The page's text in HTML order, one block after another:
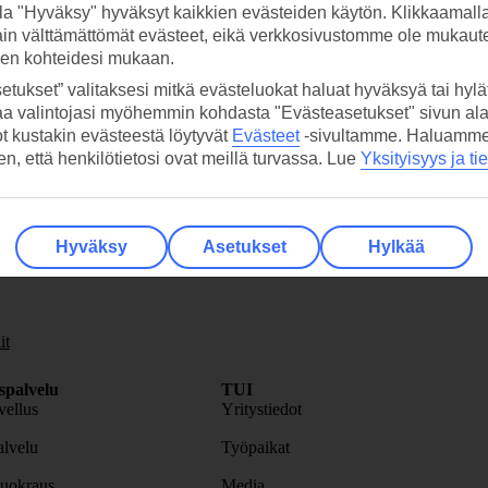
Puerto de la Cruzin ulkopuolella.
alueella, muutaman kilometrin päässä Puerto de la Cruzin
päässä Puerto de la Cruzin kaupungista Pohjois-
>
TUI
Yritystiedot
Työpaikat
"Hyväksy" hyväksyt kaikkien evästeiden käytön.
välttämättömät evästeet, eikä verkkosivustomme ole
kohteidesi mukaan.
valitaksesi mitkä evästeluokat haluat hyväksyä tai
valintojasi myöhemmin kohdasta "Evästeasetukset" sivun
kustakin evästeestä löytyvät Evästeet-sivultamme.
että henkilötietosi ovat meillä turvassa. Lue Yksityisyys ja
Hyväksy Asetukset Hylkää